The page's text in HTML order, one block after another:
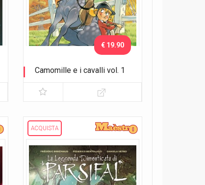
Camomille e i cavalli vol. 1
€ 19.90
ACQUISTA